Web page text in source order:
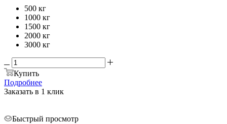
500 кг
1000 кг
1500 кг
2000 кг
3000 кг
Купить
Подробнее
Заказать в 1 клик
Быстрый просмотр